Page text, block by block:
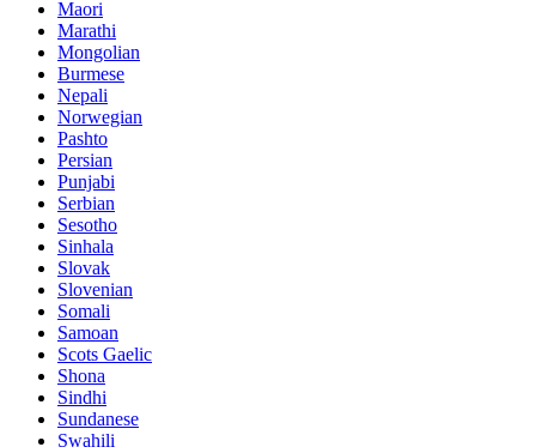
Maori
Marathi
Mongolian
Burmese
Nepali
Norwegian
Pashto
Persian
Punjabi
Serbian
Sesotho
Sinhala
Slovak
Slovenian
Somali
Samoan
Scots Gaelic
Shona
Sindhi
Sundanese
Swahili